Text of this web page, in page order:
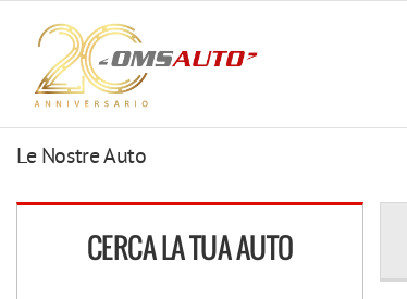
HOME
LE
NOSTRE
AUTO
DIVISIONI
Le Nostre Auto
CERCA LA TUA AUTO